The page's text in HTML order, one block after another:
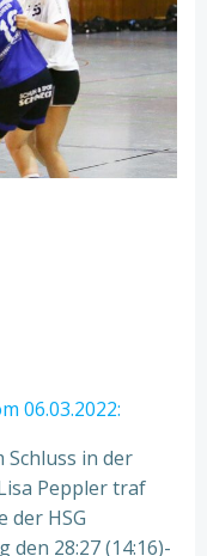
06.03.2022:
Schluss in der
Peppler traf
der HSG
28:27 (14:16)-